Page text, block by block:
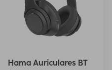
Hama Auriculares BT